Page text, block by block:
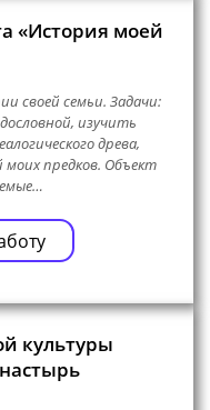
«История моей
своей семьи. Задачи:
изучить
древа,
предков. Объект
культуры